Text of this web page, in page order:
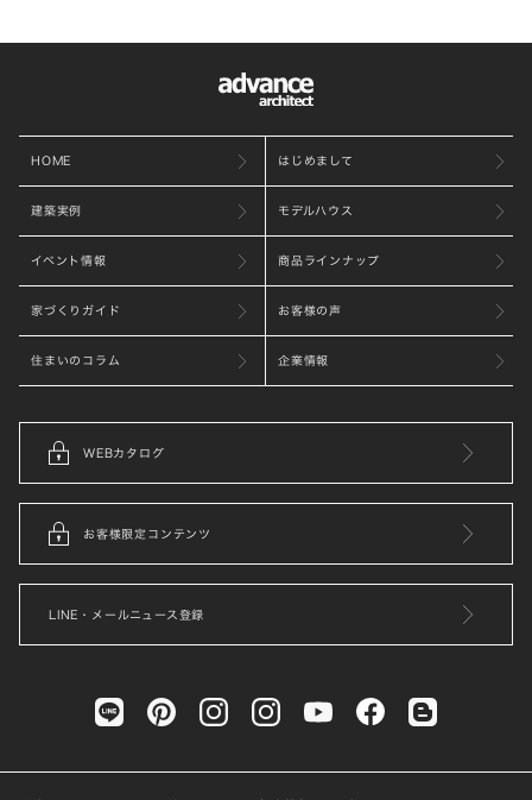
HOME はじめまして
建築実例 モデルハウス
イベント情報 商品ラインナップ
家づくりガイド お客様の声
住まいのコラム 企業情報
WEBカタログ
お客様限定コンテンツ
LINE・メールニュース登録